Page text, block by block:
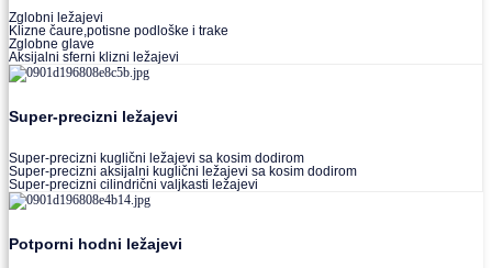
Zglobni ležajevi
Klizne čaure,potisne podloške i trake
Zglobne glave
Aksijalni sferni klizni ležajevi
Super-precizni ležajevi
Super-precizni kuglični ležajevi sa kosim dodirom
Super-precizni aksijalni kuglični ležajevi sa kosim dodirom
Super-precizni cilindrični valjkasti ležajevi
Potporni hodni ležajevi